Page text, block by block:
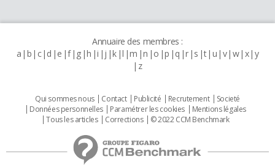
Annuaire des membres :
a b c d e f g h i j k l m n o p q r s t u v w x y
z
Qui sommes nous Contact Publicité Recrutement
Societé
Données personnelles
Paramétrer les cookies
Mentions légales
Tous les articles
Corrections © 2022 CCM Benchmark